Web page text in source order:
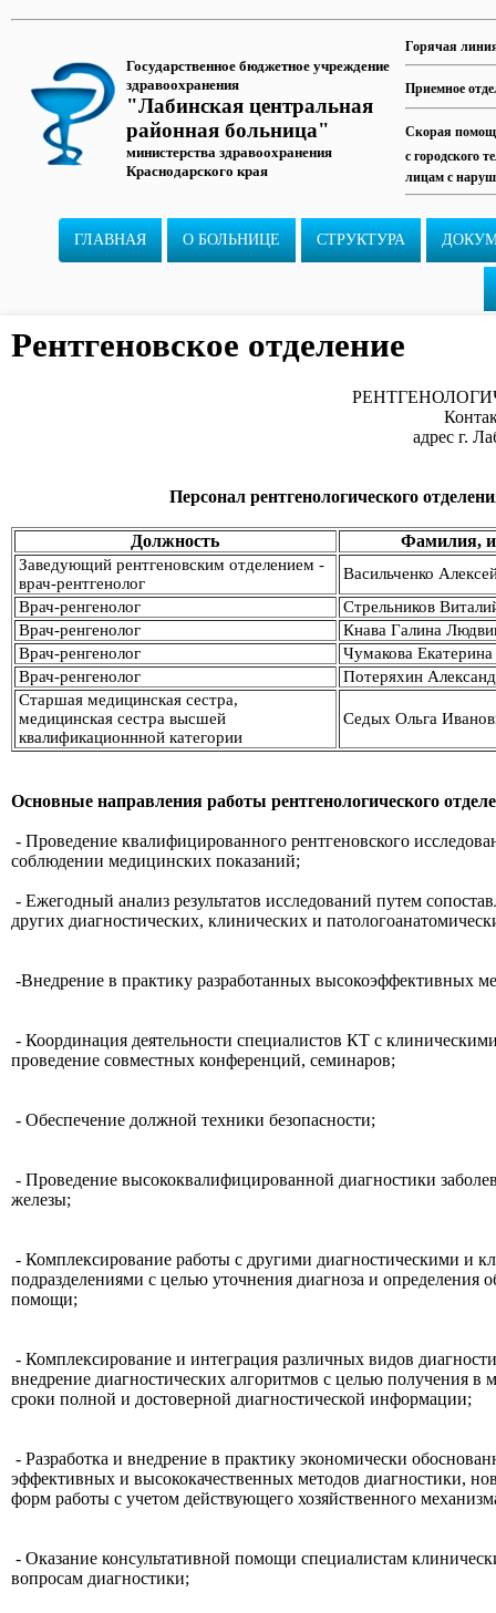
Государственное бюджетное учреждение
здравоохранения
"Лабинская центральная
районная больница"
министерства здравоохранения
Краснодарского края
Горячая
Приемное
Скорая
с городского
лицам с
ГЛАВНАЯ О БОЛЬНИЦЕ СТРУКТУРА
Рентгеновское отделение
адрес г.
Персонал рентгенологического
Должность Фамилия,
Заведующий рентгеновским отделением -
врач-рентгенолог
Васильченко
Врач-ренгенолог
Стрельников
Врач-ренгенолог
Кнава Галина
Врач-ренгенолог
Чумакова
Врач-ренгенолог
Потеряхин
Старшая медицинская сестра,
медицинская сестра высшей
квалификационнной категории
Седых Ольга
Основные направления работы рентгенологического
- Проведение квалифицированного рентгеновского
соблюдении медицинских показаний;
- Ежегодный анализ результатов исследований путем
других диагностических, клинических и
-Внедрение в практику разработанных высокоэффективных
- Координация деятельности специалистов КТ с
проведение совместных конференций, семинаров;
- Обеспечение должной техники безопасности;
- Проведение высококвалифицированной диагностики
железы;
- Комплексирование работы с другими диагностическими и
подразделениями с целью уточнения диагноза и определения
помощи;
- Комплексирование и интеграция различных видов
внедрение диагностических алгоритмов с целью получения в
сроки полной и достоверной диагностической информации;
- Разработка и внедрение в практику экономически
эффективных и высококачественных методов диагностики,
форм работы с учетом действующего хозяйственного
- Оказание консультативной помощи специалистам
вопросам диагностики;